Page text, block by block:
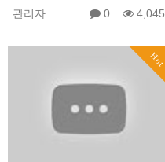
관리자 0 4,045
Hot